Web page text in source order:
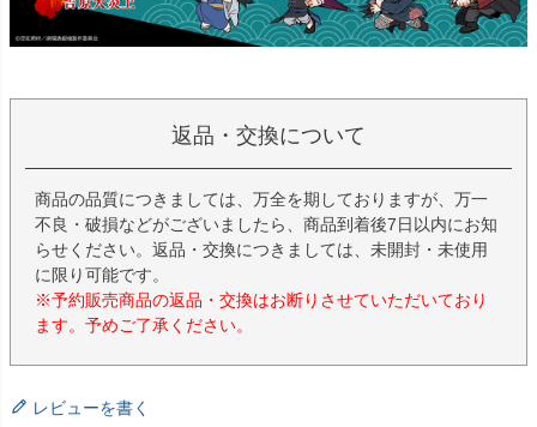
返品・交換について
商品の品質につきましては、万全を期しておりますが、万一
不良・破損などがございましたら、商品到着後7日以内にお知
らせください。返品・交換につきましては、未開封・未使用
に限り可能です。
※予約販売商品の返品・交換はお断りさせていただいており
ます。予めご了承ください。
レビューを書く